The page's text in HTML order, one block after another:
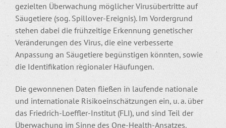
gezielten Überwachung möglicher Virusübertritte auf
Säugetiere (sog. Spillover-Ereignis). Im Vordergrund
stehen dabei die frühzeitige Erkennung genetischer
Veränderungen des Virus, die eine verbesserte
Anpassung an Säugetiere begünstigen könnten, sowie
die Identifikation regionaler Häufungen.
Die gewonnenen Daten fließen in laufende nationale
und internationale Risikoeinschätzungen ein, u. a. über
das Friedrich-Loeffler-Institut (FLI), und sind Teil der
Überwachung im Sinne des One-Health-Ansatzes.